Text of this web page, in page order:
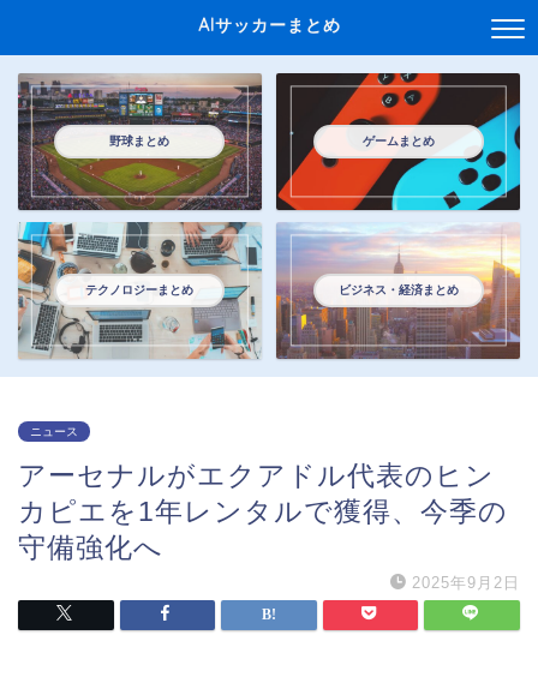
AIサッカーまとめ
野球まとめ ゲームまとめ
テクノロジーまとめ ビジネス・経済まとめ
ニュース
アーセナルがエクアドル代表のヒン
カピエを1年レンタルで獲得、今季の
守備強化へ
2025年9月2日